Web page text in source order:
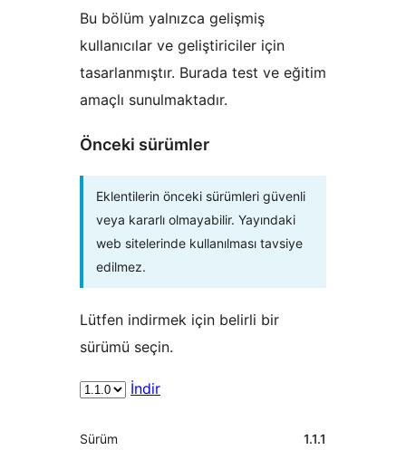
Bu bölüm yalnızca gelişmiş
kullanıcılar ve geliştiriciler için
tasarlanmıştır. Burada test ve eğitim
amaçlı sunulmaktadır.
Önceki sürümler
Eklentilerin önceki sürümleri güvenli
veya kararlı olmayabilir. Yayındaki
web sitelerinde kullanılması tavsiye
edilmez.
Lütfen indirmek için belirli bir
sürümü seçin.
İndir
Meta
Sürüm 1.1.1